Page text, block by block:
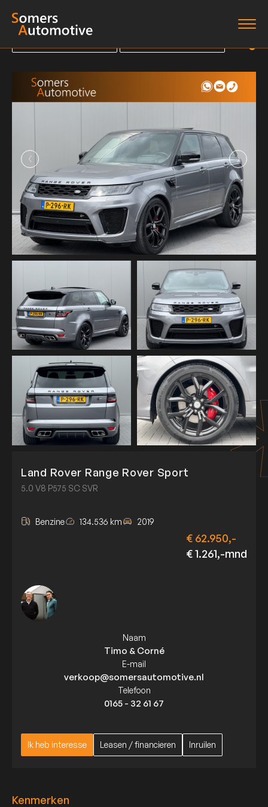
Diensten
Over ons
Verkocht
Contact
Terug naar overzicht
Terug naar overzicht
Land Rover Range Rover Sport
5.0 V8 P575 SC SVR
Benzine 134.536 km 2019
€ 62.950,-
€ 1.261,-mnd
Ik heb interesse
Ik heb interesse
Leasen / financieren
Leasen / financieren
Inruilen
Inruilen
Naam
Timo & Corné
E-mail
verkoop@somersautomotive.nl
Telefoon
0165 - 32 61 67
Kenmerken